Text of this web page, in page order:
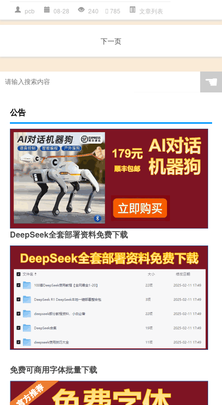
pcb 08-28 240 785 文章列表
下一页
☚
公告
DeepSeek全套部署资料免费下载
免费可商用字体批量下载